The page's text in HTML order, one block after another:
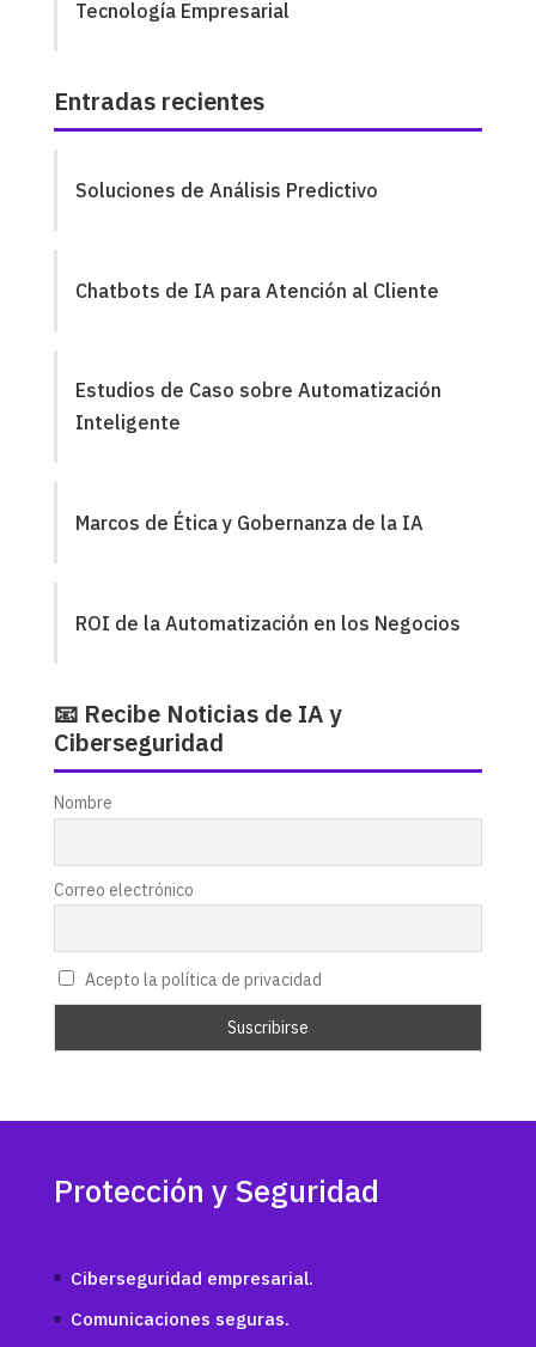
Tecnología Empresarial
Entradas recientes
Soluciones de Análisis Predictivo
Chatbots de IA para Atención al Cliente
Estudios de Caso sobre Automatización
Inteligente
Marcos de Ética y Gobernanza de la IA
ROI de la Automatización en los Negocios
📧 Recibe Noticias de IA y
Ciberseguridad
Nombre
Correo electrónico
Acepto la política de privacidad
Protección y Seguridad
Ciberseguridad empresarial.
Comunicaciones seguras.